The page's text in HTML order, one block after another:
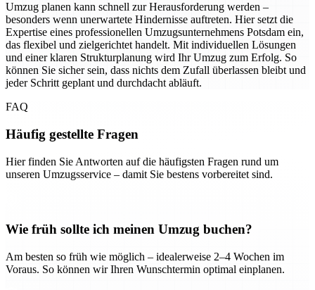
Umzug planen kann schnell zur Herausforderung werden –
besonders wenn unerwartete Hindernisse auftreten. Hier setzt die
Expertise eines professionellen Umzugsunternehmens Potsdam ein,
das flexibel und zielgerichtet handelt. Mit individuellen Lösungen
und einer klaren Strukturplanung wird Ihr Umzug zum Erfolg. So
können Sie sicher sein, dass nichts dem Zufall überlassen bleibt und
jeder Schritt geplant und durchdacht abläuft.
FAQ
Häufig gestellte Fragen
Hier finden Sie Antworten auf die häufigsten Fragen rund um
unseren Umzugsservice – damit Sie bestens vorbereitet sind.
Wie früh sollte ich meinen Umzug buchen?
Am besten so früh wie möglich – idealerweise 2–4 Wochen im
Voraus. So können wir Ihren Wunschtermin optimal einplanen.